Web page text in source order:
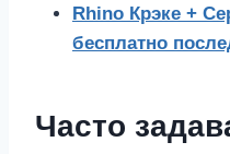
Rhino Крэке +
бесплатно
Часто